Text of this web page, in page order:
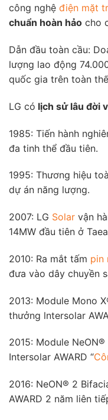
công nghệ điện mặt
chuẩn hoàn hảo cho
Dẫn đầu toàn cầu:
lượng lao động
quốc gia trên toàn
LG có lịch sử lâu đời
1985: Tiến hành
đa tinh thể đầu tiên.
1995: Thương hiệu
dự án năng lượng.
2007: LG Solar vận
14MW đầu tiên ở
2010: Ra mắt tấm pin
đưa vào dây chuyền
2013: Module Mono
thưởng lntersolar
2015: Module
Intersolar AWARD “
2016: NeON® 2
AWARD 2 năm liên